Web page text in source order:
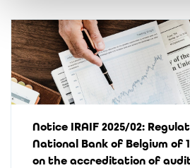
Notice IRAIF 2025/02:
National Bank of Belgium of
on the accreditation of